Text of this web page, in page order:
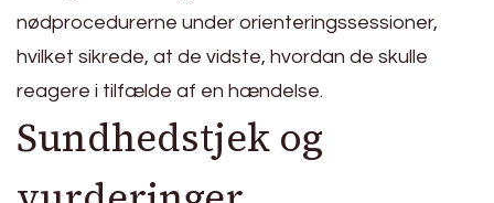
nødprocedurerne under orienteringssessioner,
hvilket sikrede, at de vidste, hvordan de skulle
reagere i tilfælde af en hændelse.
Sundhedstjek og